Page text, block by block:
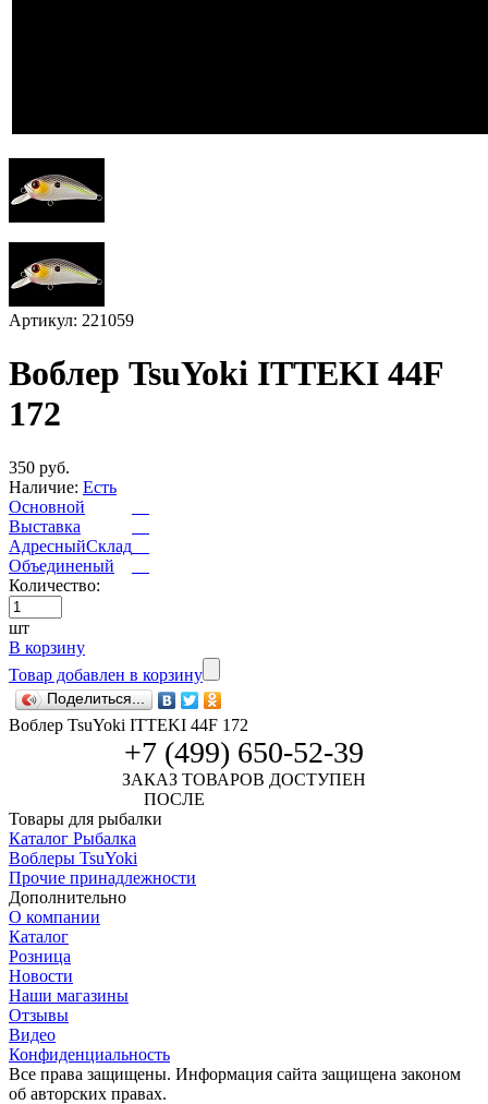
Артикул: 221059
Воблер TsuYoki ITTEKI 44F
172
350 руб.
Наличие: Есть
Основной
Выставка
АдресныйСклад
Объединеный
Количество:
шт
В корзину
Товар добавлен в корзину
Поделиться...
Воблер TsuYoki ITTEKI 44F 172
+7 (499) 650-52-39
ЗАКАЗ ТОВАРОВ ДОСТУПЕН
ПОСЛЕ
Товары для рыбалки
Каталог Рыбалка
Воблеры TsuYoki
Прочие принадлежности
Дополнительно
О компании
Каталог
Розница
Новости
Наши магазины
Отзывы
Видео
Конфиденциальность
Все права защищены. Информация сайта защищена законом
об авторских правах.